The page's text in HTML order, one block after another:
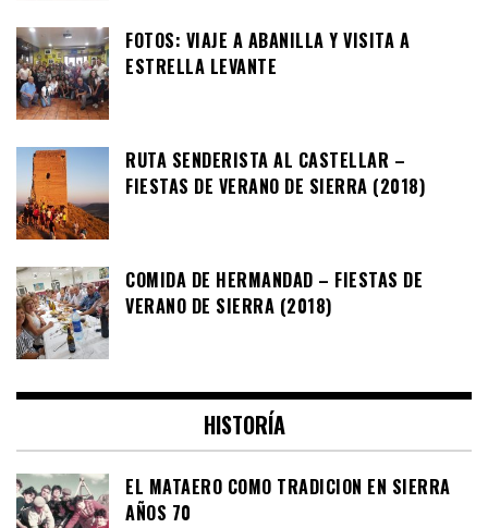
FOTOS: VIAJE A ABANILLA Y VISITA A
ESTRELLA LEVANTE
RUTA SENDERISTA AL CASTELLAR –
FIESTAS DE VERANO DE SIERRA (2018)
COMIDA DE HERMANDAD – FIESTAS DE
VERANO DE SIERRA (2018)
HISTORÍA
EL MATAERO COMO TRADICION EN SIERRA
AÑOS 70